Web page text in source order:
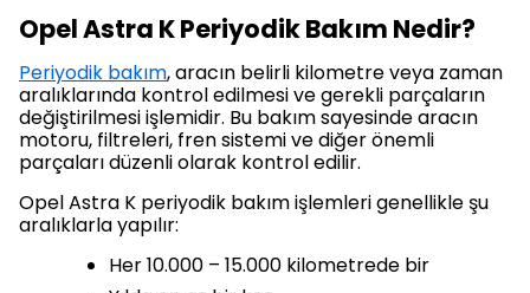
Opel Astra K Periyodik Bakım Nedir?
Periyodik bakım, aracın belirli kilometre veya zaman
aralıklarında kontrol edilmesi ve gerekli parçaların
değiştirilmesi işlemidir. Bu bakım sayesinde aracın
motoru, filtreleri, fren sistemi ve diğer önemli
parçaları düzenli olarak kontrol edilir.
Opel Astra K periyodik bakım işlemleri genellikle şu
aralıklarla yapılır:
Her 10.000 – 15.000 kilometrede bir